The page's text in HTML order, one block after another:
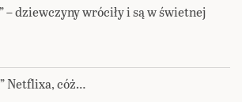
– dziewczyny wróciły i są w świetnej
Netflixa, cóż…